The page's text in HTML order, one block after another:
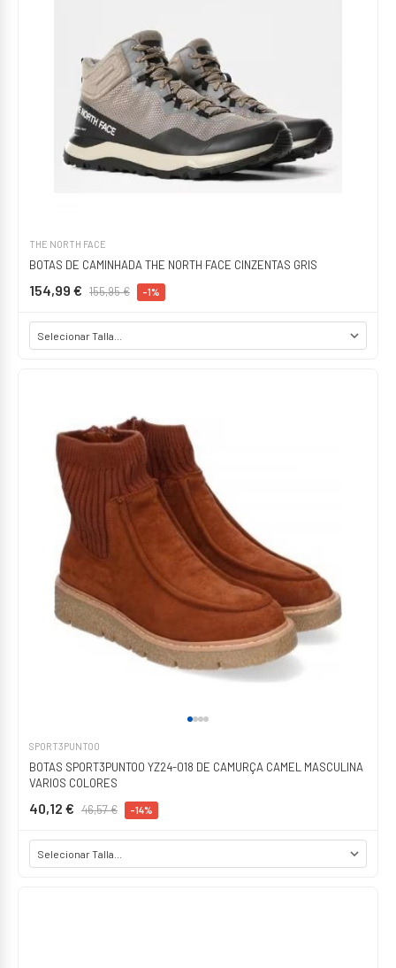
THE NORTH FACE
BOTAS DE CAMINHADA THE NORTH FACE CINZENTAS GRIS
154,99 € 155,95 € -1%
SPORT3PUNTO0
BOTAS SPORT3PUNTO0 YZ24-018 DE CAMURÇA CAMEL MASCULINA
VARIOS COLORES
40,12 € 46,57 € -14%